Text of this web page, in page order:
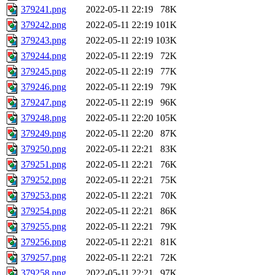
379241.png
2022-05-11 22:19
78K
379242.png
2022-05-11 22:19 101K
379243.png
2022-05-11 22:19 103K
379244.png
2022-05-11 22:19
72K
379245.png
2022-05-11 22:19
77K
379246.png
2022-05-11 22:19
79K
379247.png
2022-05-11 22:19
96K
379248.png
2022-05-11 22:20 105K
379249.png
2022-05-11 22:20
87K
379250.png
2022-05-11 22:21
83K
379251.png
2022-05-11 22:21
76K
379252.png
2022-05-11 22:21
75K
379253.png
2022-05-11 22:21
70K
379254.png
2022-05-11 22:21
86K
379255.png
2022-05-11 22:21
79K
379256.png
2022-05-11 22:21
81K
379257.png
2022-05-11 22:21
72K